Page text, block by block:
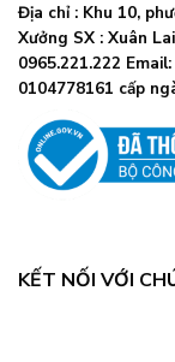
Địa chỉ : Khu 10,
Xưởng SX : Xuân
0965.221.222
0104778161 cấp
KẾT NỐI VỚI